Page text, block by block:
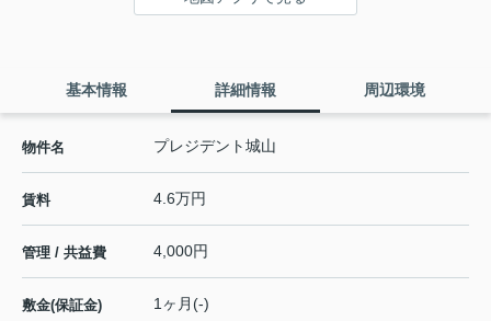
基本情報 詳細情報 周辺環境
物件名 プレジデント城山
賃料 4.6万円
管理 / 共益費 4,000円
敷金(保証金) 1ヶ月(-)